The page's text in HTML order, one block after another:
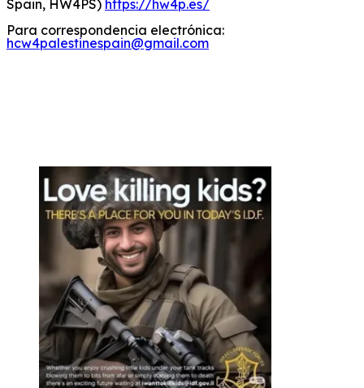
Spain, HW4PS) https://hw4p.es/
Para correspondencia electrónica:
hcw4palestinespain@gmail.com